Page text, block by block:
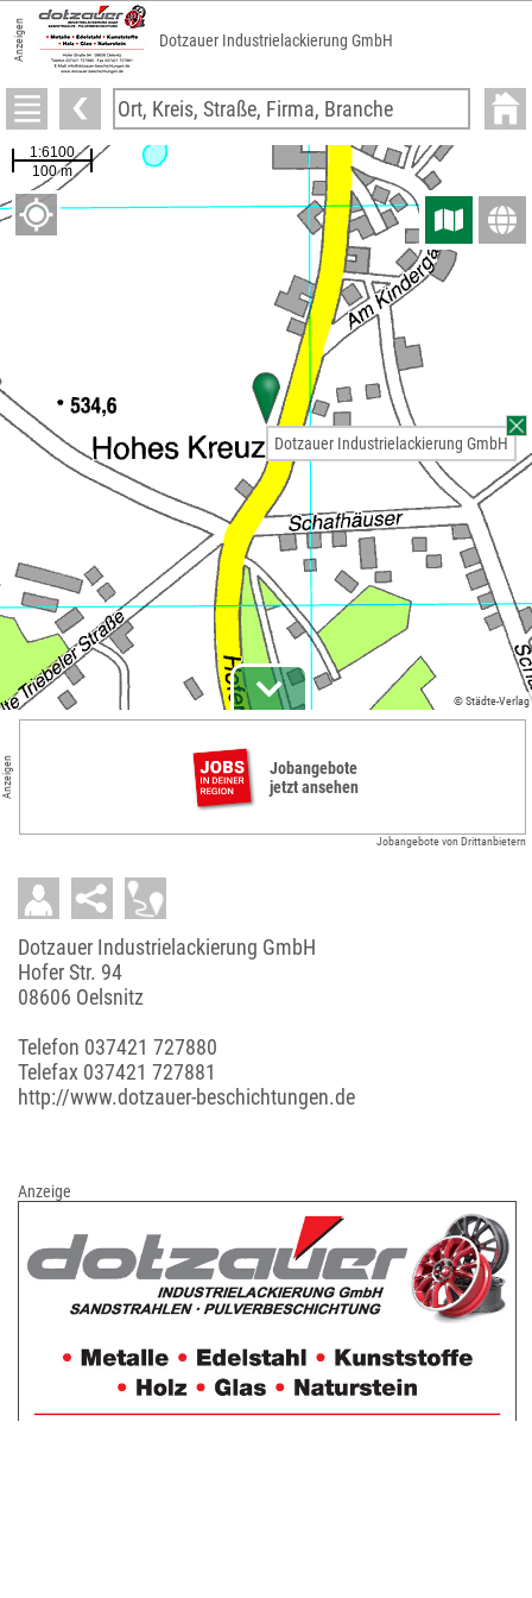
Anzeigen Dotzauer Industrielackierung GmbH
© Städte-Verlag
Dotzauer Industrielackierung GmbH
Anzeigen
Jobangebote
jetzt ansehen
Jobangebote von Drittanbietern
Dotzauer Industrielackierung GmbH
Hofer Str. 94
08606 Oelsnitz
Telefon 037421 727880
Telefax 037421 727881
http://www.dotzauer-beschichtungen.de
Anzeige